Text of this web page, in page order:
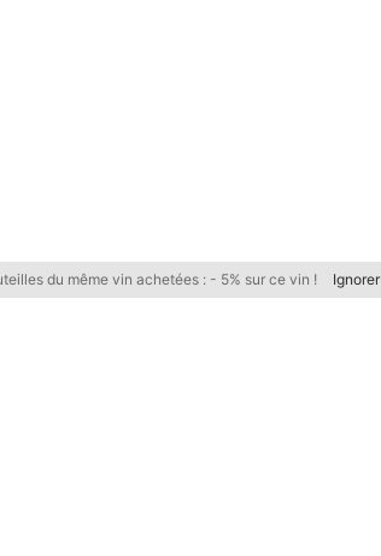
du même vin achetées : - 5% sur ce vin ! Ignorer